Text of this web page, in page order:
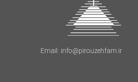
Email: info@pirouzehfam.ir